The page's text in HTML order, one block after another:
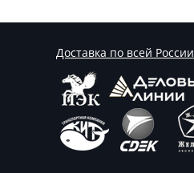
Доставка по всей России